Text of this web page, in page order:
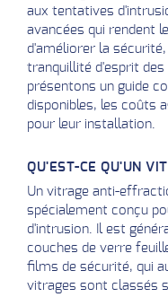
aux tentatives
avancées qui rendent
d'améliorer la
tranquillité d'esprit
présentons un guide
disponibles, les coûts
pour leur installation.
QU'EST-CE QU'UN
Un vitrage anti-
spécialement conçu
d'intrusion. Il est
couches de verre
films de sécurité, qui
vitrages sont classés